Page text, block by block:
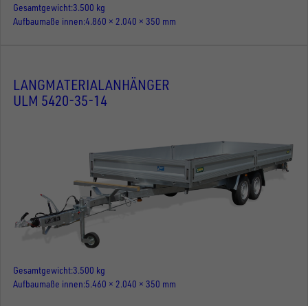
Gesamtgewicht3.500 kg
Aufbaumaße innen 4.860 × 2.040 × 350 mm
LANGMATERIALANHÄNGER
ULM 5420-35-14
Gesamtgewicht3.500 kg
Aufbaumaße innen 5.460 × 2.040 × 350 mm